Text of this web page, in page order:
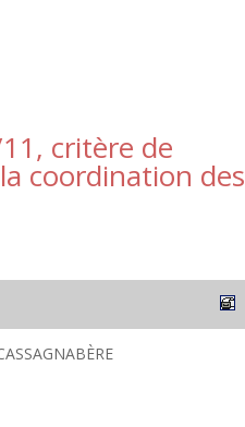
critère de
coordination des